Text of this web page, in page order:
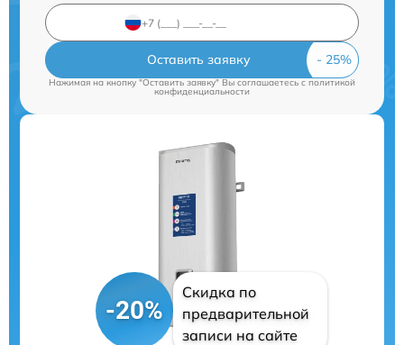
Оставить заявку
Нажимая на кнопку "Оставить заявку" Вы соглашаетесь cполитикой
конфиденциальности
-20%
Скидка по
предварительной
записи на сайте